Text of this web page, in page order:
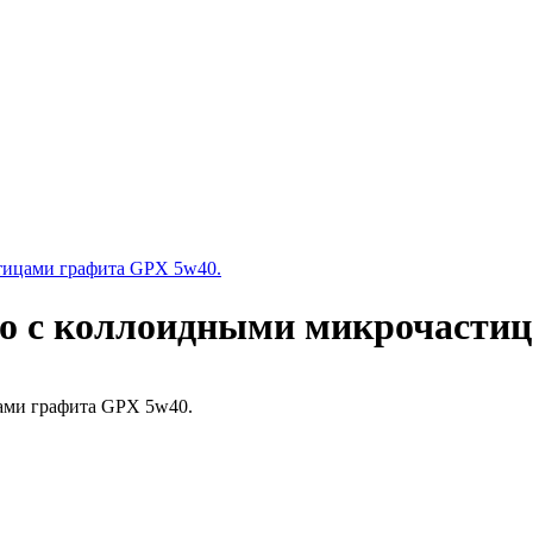
графита GPX 5w40.
с коллоидными